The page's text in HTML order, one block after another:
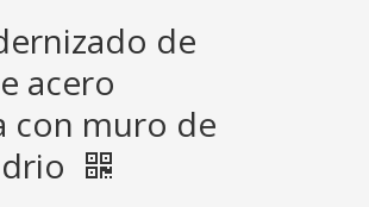
de
acero
con muro de